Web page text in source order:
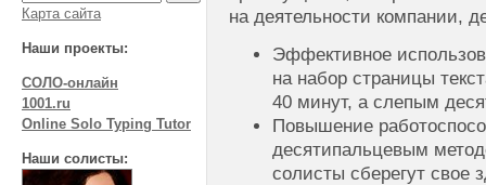
Карта сайта
Наши проекты:
СОЛО-онлайн
1001.ru
Online Solo Typing Tutor
Наши солисты:
на деятельности компании,
Эффективное
на набор страницы
40 минут, а слепым
Повышение
десятипальцевым
солисты сберегут свое